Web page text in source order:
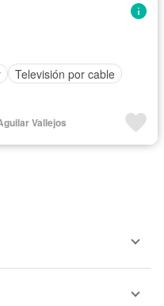
Televisión por cable
Vallejos